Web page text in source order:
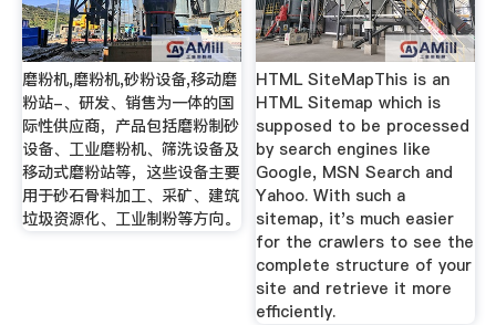
磨粉机,磨粉机,砂粉设备,移动磨
粉站-、研发、销售为一体的国
际性供应商，产品包括磨粉制砂
设备、工业磨粉机、筛洗设备及
移动式磨粉站等，这些设备主要
用于砂石骨料加工、采矿、建筑
垃圾资源化、工业制粉等方向。
HTML SiteMapThis is an
HTML Sitemap which is
supposed to be processed
by search engines like
Google, MSN Search and
Yahoo. With such a
sitemap, it's much easier
for the crawlers to see the
complete structure of your
site and retrieve it more
efficiently.